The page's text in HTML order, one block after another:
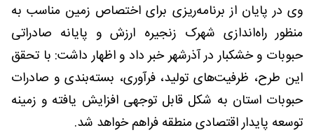
وی در پایان از برنامه‌ریزی برای اختصاص زمین مناسب به
منظور راه‌اندازی شهرک زنجیره ارزش و پایانه صادراتی
حبوبات و خشکبار در آذرشهر خبر داد و اظهار داشت: با تحقق
این طرح، ظرفیت‌های تولید، فرآوری، بسته‌بندی و صادرات
حبوبات استان به شکل قابل توجهی افزایش یافته و زمینه
توسعه پایدار اقتصادی منطقه فراهم خواهد شد.